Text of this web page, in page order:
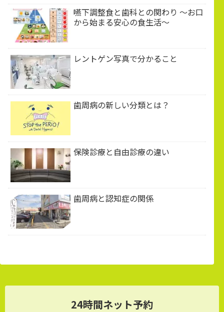
嚥下調整食と歯科との関わり 〜お口
から始まる安心の食生活〜
レントゲン写真で分かること
歯周病の新しい分類とは？
保険診療と自由診療の違い
歯周病と認知症の関係
24時間ネット予約